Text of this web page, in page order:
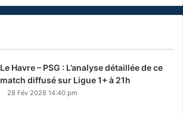
Le Havre – PSG : L’analyse détaillée de ce
match diffusé sur Ligue 1+ à 21h
28 Fév 2026 14:40 pm